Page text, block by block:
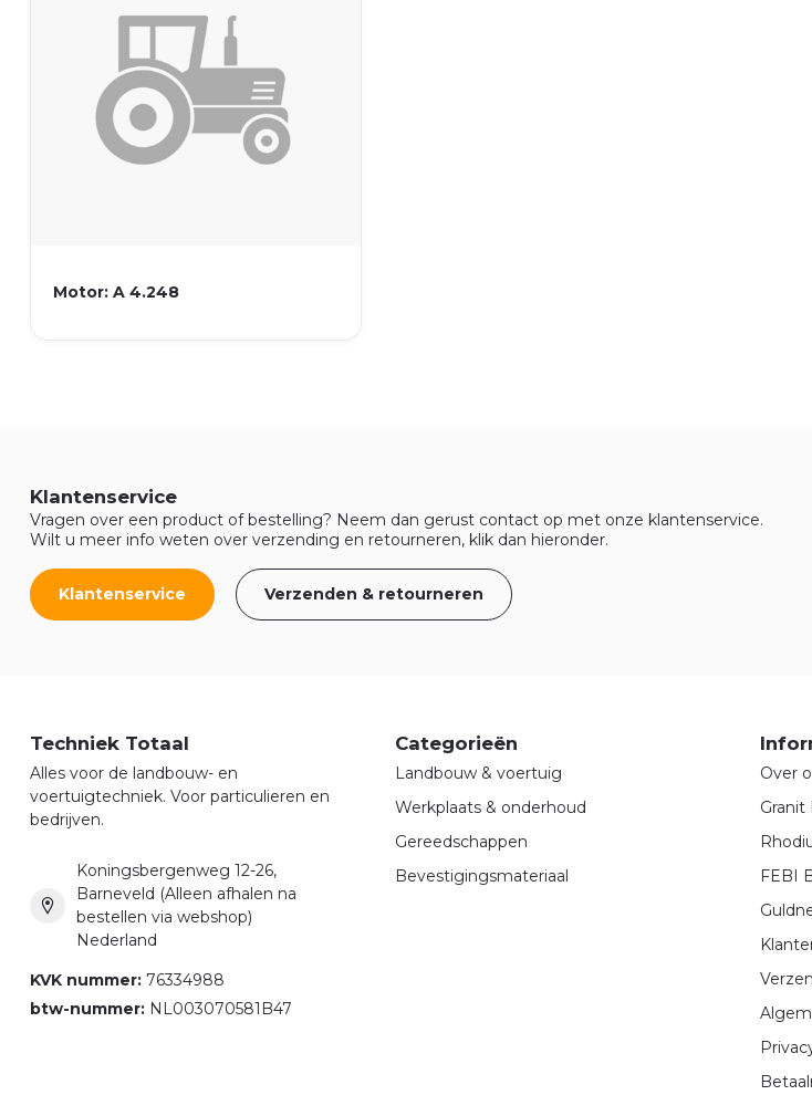
Motor: A 4.248
Klantenservice
Vragen over een product of bestelling? Neem dan gerust contact op met onze klantenservice.
Wilt u meer info weten over verzending en retourneren, klik dan hieronder.
Klantenservice Verzenden & retourneren
Techniek Totaal
Alles voor de landbouw- en
voertuigtechniek. Voor particulieren en
bedrijven.
Koningsbergenweg 12-26,
Barneveld (Alleen afhalen na
bestellen via webshop)
Nederland
KVK nummer: 76334988
btw-nummer: NL003070581B47
Categorieën
Landbouw & voertuig
Werkplaats & onderhoud
Gereedschappen
Bevestigingsmateriaal
Over
Granit
FEBI